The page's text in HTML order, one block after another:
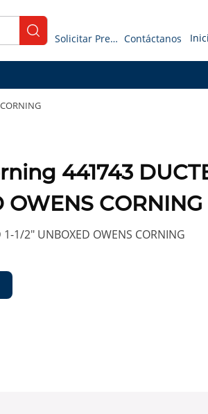
submit search
Solicitar Presupuesto Contáctanos
441743
OWENS CORNING
1/2" UNBOXED OWENS CORNING